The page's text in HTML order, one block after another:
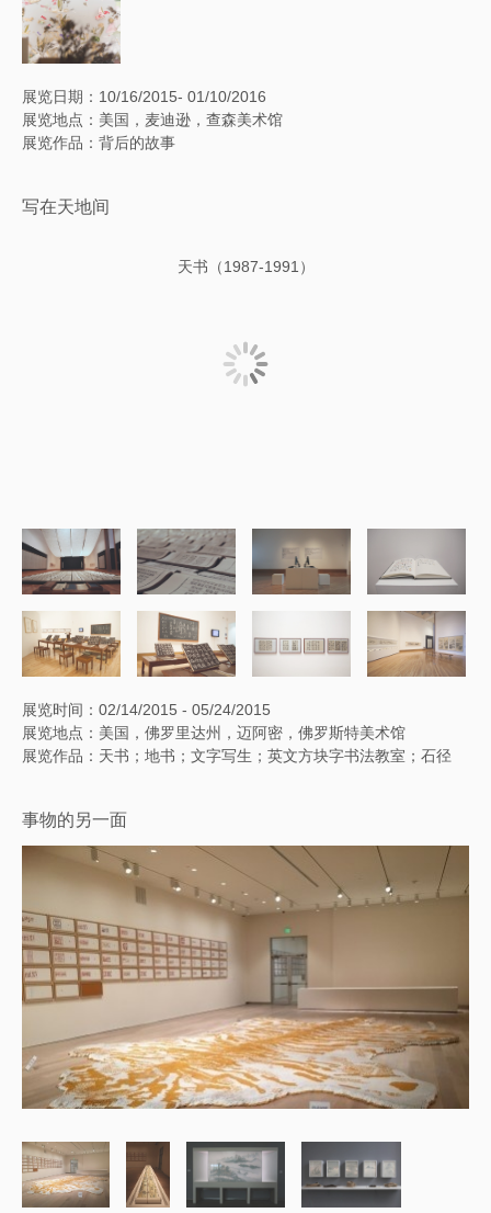
展览日期：10/16/2015- 01/10/2016
展览地点：美国，麦迪逊，查森美术馆
展览作品：背后的故事
写在天地间
天书（1987-1991）
展览时间：02/14/2015 - 05/24/2015
展览地点：美国，佛罗里达州，迈阿密，佛罗斯特美术馆
展览作品：天书；地书；文字写生；英文方块字书法教室；石径
事物的另一面
烟草计划：荣华富贵（2004)